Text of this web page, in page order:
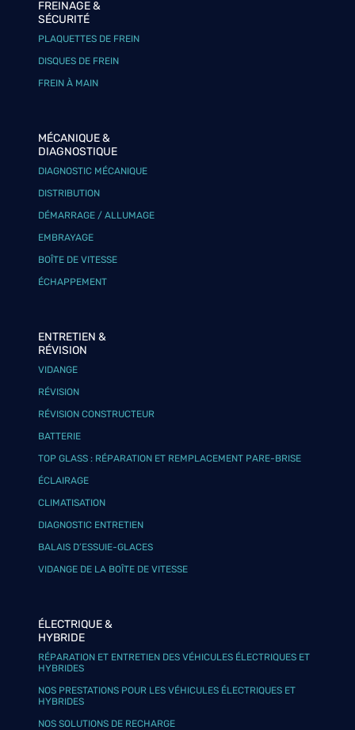
FREINAGE &
SÉCURITÉ
PLAQUETTES DE FREIN
DISQUES DE FREIN
FREIN À MAIN
MÉCANIQUE &
DIAGNOSTIQUE
DIAGNOSTIC MÉCANIQUE
DISTRIBUTION
DÉMARRAGE / ALLUMAGE
EMBRAYAGE
BOÎTE DE VITESSE
ÉCHAPPEMENT
ENTRETIEN &
RÉVISION
VIDANGE
RÉVISION
RÉVISION CONSTRUCTEUR
BATTERIE
TOP GLASS : RÉPARATION ET REMPLACEMENT PARE-BRISE
ÉCLAIRAGE
CLIMATISATION
DIAGNOSTIC ENTRETIEN
BALAIS D’ESSUIE-GLACES
VIDANGE DE LA BOÎTE DE VITESSE
ÉLECTRIQUE &
HYBRIDE
RÉPARATION ET ENTRETIEN DES VÉHICULES ÉLECTRIQUES ET
HYBRIDES
NOS PRESTATIONS POUR LES VÉHICULES ÉLECTRIQUES ET
HYBRIDES
NOS SOLUTIONS DE RECHARGE